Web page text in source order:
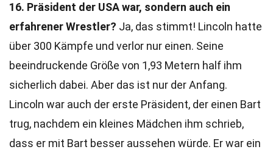
16. Präsident der USA war, sondern auch ein
erfahrener Wrestler? Ja, das stimmt! Lincoln hatte
über 300 Kämpfe und verlor nur einen. Seine
beeindruckende Größe von 1,93 Metern half ihm
sicherlich dabei. Aber das ist nur der Anfang.
Lincoln war auch der erste Präsident, der einen Bart
trug, nachdem ein kleines Mädchen ihm schrieb,
dass er mit Bart besser aussehen würde. Er war ein